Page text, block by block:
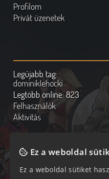
Profilom
Privát üzenetek
Legújabb tag:
dominiklehocki
Legtöbb online:823
Felhasználók
Aktivitás
Online felhasználók
Ez a weboldal
Ez a weboldal sütiket